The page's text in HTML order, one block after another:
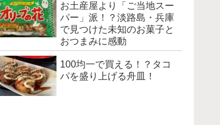
お土産屋より「ご当地スー
パー」派！？淡路島・兵庫
で見つけた未知のお菓子と
おつまみに感動
100均一で買える！？タコ
パを盛り上げる舟皿！